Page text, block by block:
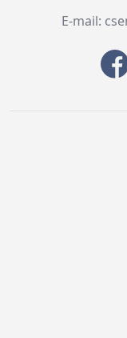
E-mail: